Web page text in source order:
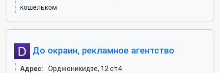
кошельком
До окраин, рекламное агентство
Адрес:
Орджоникидзе, 12 ст4